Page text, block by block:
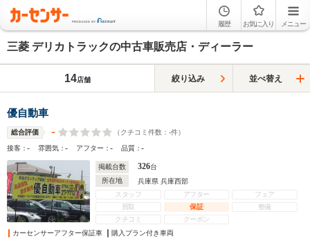
履歴 お気に入り メニュー
三菱 デリカトラックの中古車販売店・ディーラー
14店舗 絞り込み 並べ替え
優自動車
総合評価 - （クチコミ件数： -件）
接客：- 雰囲気：- アフター：- 品質：-
掲載台数 326台
所在地
兵庫県 兵庫西部
スタッフ
アフター
フェア
買取
保証
整備
クチコミ
クーポン
カーセンサーアフター保証車
購入プラン付き車両